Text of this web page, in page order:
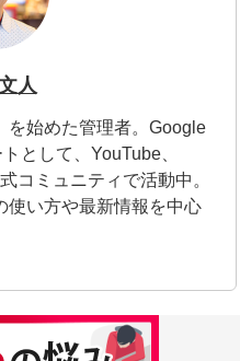
人
を始めた管理者。Google
として、YouTube、
コミュニティで活動中。
使い方や最新情報を中心